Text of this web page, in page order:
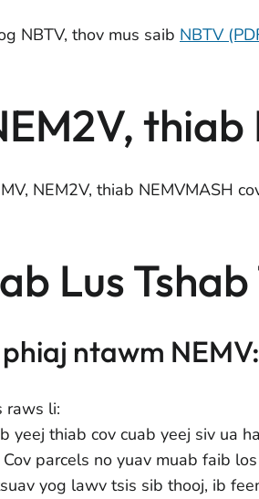
NBTV, thov mus saib NBTV
NEM2V, thiab NEMVMASH
Lus
ntawm NEMV:
raws li:
yeej thiab cov cuab yeej siv ua
parcels no yuav muab faib
yog lawv tsis sib thooj, ib